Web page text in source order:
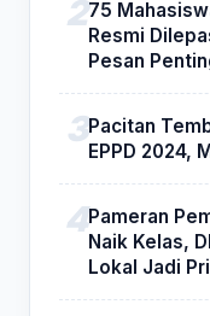
75
Resmi
Pesan
Pacitan
EPPD 2024,
Pameran
Naik Kelas,
Lokal Jadi